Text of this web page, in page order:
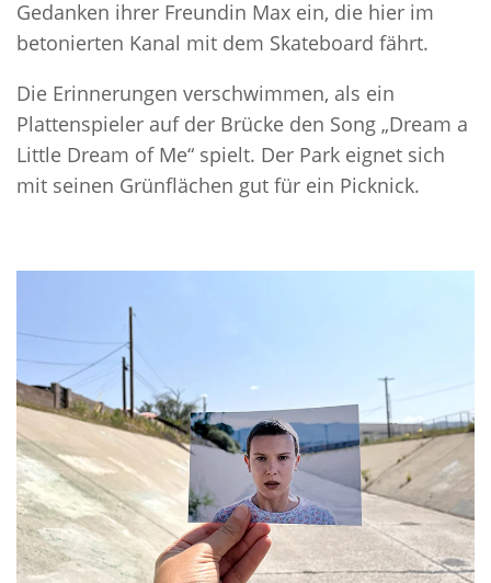
Gedanken ihrer Freundin Max ein, die hier im
betonierten Kanal mit dem Skateboard fährt.
Die Erinnerungen verschwimmen, als ein
Plattenspieler auf der Brücke den Song „Dream a
Little Dream of Me“ spielt. Der Park eignet sich
mit seinen Grünflächen gut für ein Picknick.